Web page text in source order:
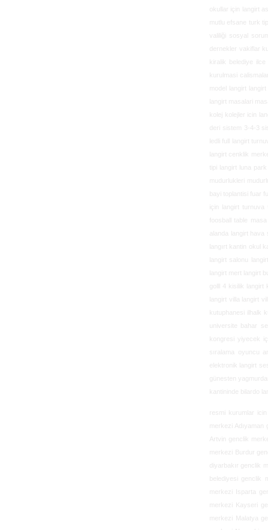
okullar için langirt
mutlu efsane turk
valiliği sosyal
dernekler vakiflar
kiralik belediye
kurulmasi
model langirt
langirt masalari
kolej kolejler icin
deri sistem 3-4-3
ledli full langirt
langirt cenklik
tipi langirt luna
mudurlukleri
bayi toplantisi fuar
için langirt
foosball table
alanda langirt
langırt kantin okul
langirt salonu
langirt mert langirt
golll 4 kisilik
langirt villa langirt
kutuphanesi ilhalk
universite bahar
kongresi yiyecek
sıralama oyuncu
elektronik langirt
günesten
kantininde bilardo
resmi kurumlar
merkezi
Artvin genclik
merkezi Burdur
diyarbakır genclik
belediyesi genclik
merkezi Isparta
merkezi Kayseri
merkezi Malatya